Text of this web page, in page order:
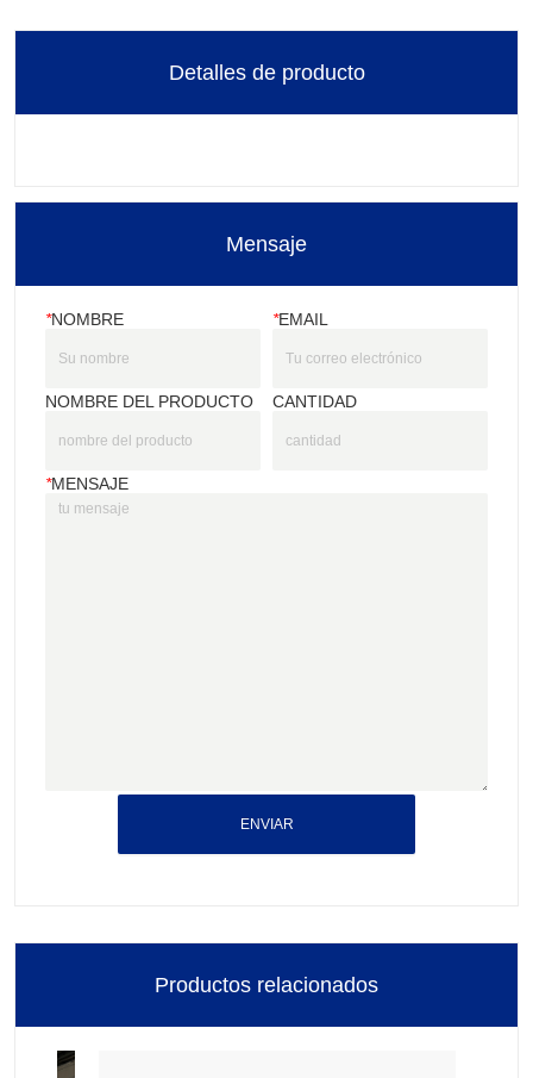
Detalles de producto
Mensaje
*NOMBRE *EMAIL
NOMBRE DEL PRODUCTO CANTIDAD
*MENSAJE
ENVIAR
Productos relacionados